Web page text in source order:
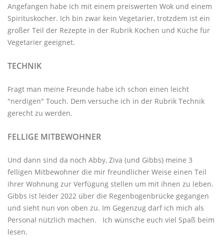
Angefangen habe ich mit einem preiswerten Wok und einem
Spirituskocher. Ich bin zwar kein Vegetarier, trotzdem ist ein
großer Teil der Rezepte in der Rubrik Kochen und Küche für
Vegetarier geeignet.
TECHNIK
Fragt man meine Freunde habe ich schon einen leicht
"nerdigen" Touch. Dem versuche ich in der Rubrik Technik
gerecht zu werden.
FELLIGE MITBEWOHNER
Und dann sind da noch Abby, Ziva (und Gibbs) meine 3
felligen Mitbewohner die mir freundlicher Weise einen Teil
ihrer Wohnung zur Verfügung stellen um mit ihnen zu leben.
Gibbs ist leider 2022 über die Regenbogenbrücke gegangen
und sieht nun von oben zu. Im Gegenzug darf ich mich als
Personal nützlich machen. Ich wünsche euch viel Spaß beim
lesen.